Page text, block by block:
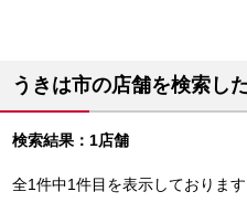
うきは市の店舗を検索し
検索結果：1店舗
全1件中1件目を表示しておりま